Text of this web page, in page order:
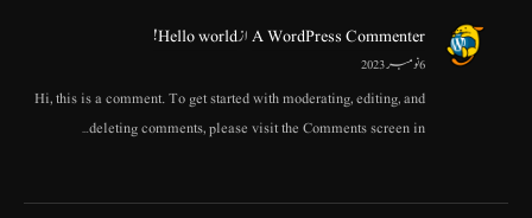
A WordPress CommenterازHello world!
6 نومبر 2023
Hi, this is a comment. To get started with moderating, editing, and
deleting comments, please visit the Comments screen in…